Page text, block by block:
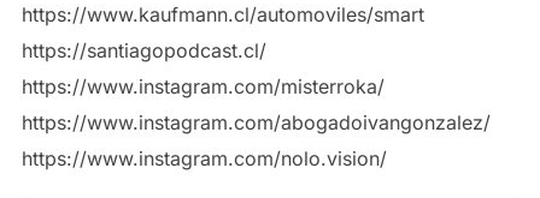
https://www.kaufmann.cl/automoviles/smart
https://santiagopodcast.cl/
https://www.instagram.com/misterroka/
https://www.instagram.com/abogadoivangonzalez/
https://www.instagram.com/nolo.vision/